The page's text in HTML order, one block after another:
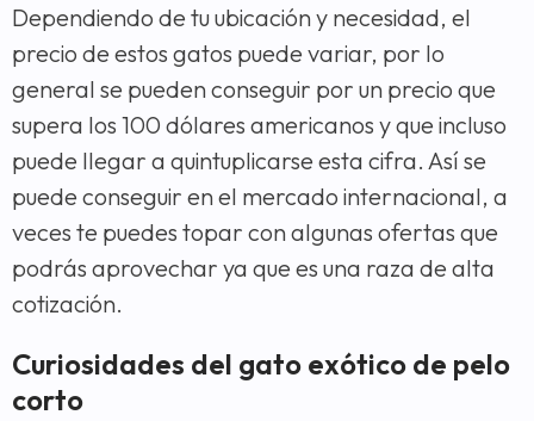
Dependiendo de tu ubicación y necesidad, el
precio de estos gatos puede variar, por lo
general se pueden conseguir por un precio que
supera los 100 dólares americanos y que incluso
puede llegar a quintuplicarse esta cifra. Así se
puede conseguir en el mercado internacional, a
veces te puedes topar con algunas ofertas que
podrás aprovechar ya que es una raza de alta
cotización.
Curiosidades del gato exótico de pelo
corto